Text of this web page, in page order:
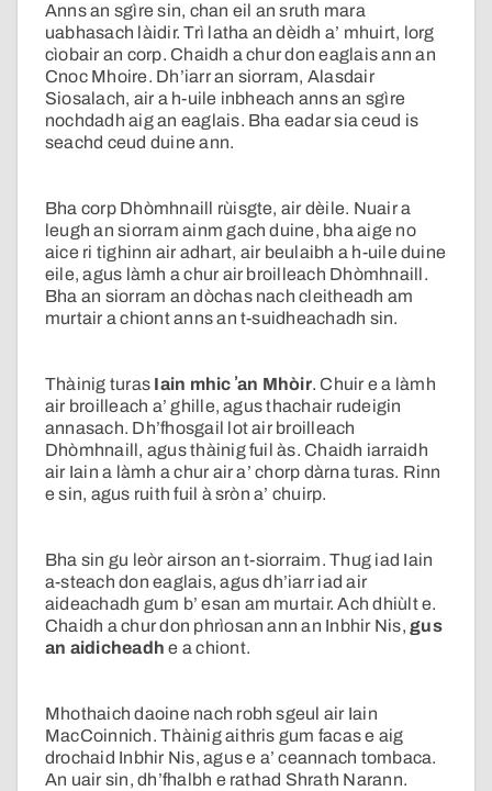
Anns an sgìre sin, chan eil an sruth mara
uabhasach làidir. Trì latha an dèidh a’ mhuirt, lorg
cìobair an corp. Chaidh a chur don eaglais ann an
Cnoc Mhoire. Dh’iarr an siorram, Alasdair
Siosalach, air a h-uile inbheach anns an sgìre
nochdadh aig an eaglais. Bha eadar sia ceud is
seachd ceud duine ann.
Bha corp Dhòmhnaill rùisgte, air dèile. Nuair a
leugh an siorram ainm gach duine, bha aige no
aice ri tighinn air adhart, air beulaibh a h-uile duine
eile, agus làmh a chur air broilleach Dhòmhnaill.
Bha an siorram an dòchas nach cleitheadh am
murtair a chiont anns an t-suidheachadh sin.
Thàinig turas Iain mhic ʼan Mhòir. Chuir e a làmh
air broilleach a’ ghille, agus thachair rudeigin
annasach. Dh’fhosgail lot air broilleach
Dhòmhnaill, agus thàinig fuil às. Chaidh iarraidh
air Iain a làmh a chur air a’ chorp dàrna turas. Rinn
e sin, agus ruith fuil à sròn a’ chuirp.
Bha sin gu leòr airson an t-siorraim. Thug iad Iain
a-steach don eaglais, agus dh’iarr iad air
aideachadh gum b’ esan am murtair. Ach dhiùlt e.
Chaidh a chur don phrìosan ann an Inbhir Nis,gus
an aidicheadh e a chiont.
Mhothaich daoine nach robh sgeul air Iain
MacCoinnich. Thàinig aithris gum facas e aig
drochaid Inbhir Nis, agus e a’ ceannach tombaca.
An uair sin, dh’fhalbh e rathad Shrath Narann.